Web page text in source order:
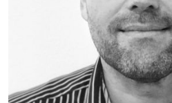
Leverandører